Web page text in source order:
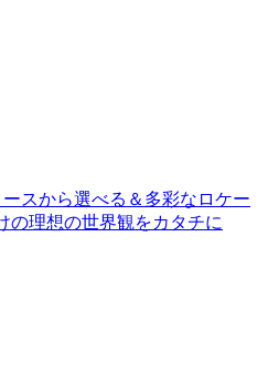
ースから選べる＆多彩なロケー
の理想の世界観をカタチに